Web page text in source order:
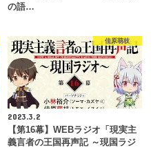
の語…
佳原萌枝
2023.3.2
【第16幕】WEBラジオ「現実主
義言者の王国再声記 ～現国ラジ